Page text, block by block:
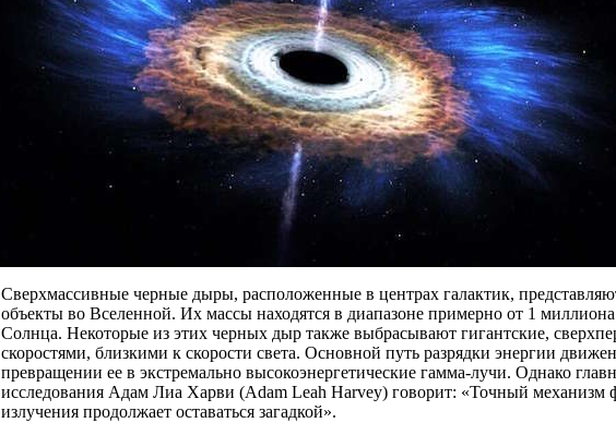
Сверхмассивные черные дыры, расположенные в центрах галактик,
объекты во Вселенной. Их массы находятся в диапазоне примерно от 1
Солнца. Некоторые из этих черных дыр также выбрасывают гигантские,
скоростями, близкими к скорости света. Основной путь разрядки энергии
превращении ее в экстремально высокоэнергетические гамма-лучи. Однако
исследования Адам Лиа Харви (Adam Leah Harvey) говорит: «Точный механизм
излучения продолжает оставаться загадкой».